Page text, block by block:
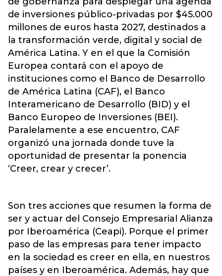
de inversiones público-privadas por $45.000
millones de euros hasta 2027, destinados a
la transformación verde, digital y social de
América Latina. Y en el que la Comisión
Europea contará con el apoyo de
instituciones como el Banco de Desarrollo
de América Latina (CAF), el Banco
Interamericano de Desarrollo (BID) y el
Banco Europeo de Inversiones (BEI).
Paralelamente a ese encuentro, CAF
organizó una jornada donde tuve la
oportunidad de presentar la ponencia
‘Creer, crear y crecer’.
Son tres acciones que resumen la forma de
ser y actuar del Consejo Empresarial Alianza
por Iberoamérica (Ceapi). Porque el primer
paso de las empresas para tener impacto
en la sociedad es creer en ella, en nuestros
países y en Iberoamérica. Además, hay que